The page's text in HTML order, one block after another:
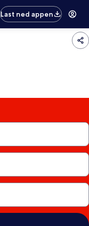
Last ned appen